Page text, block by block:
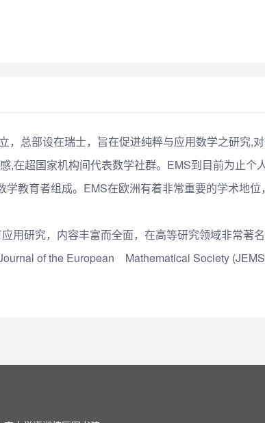
总部设在瑞士，旨在促进纯粹与应用数学之研究,
,在超国家机构间代表数学社群。EMS到目前为止个
教育者组成。EMS在欧洲有着非常重要的学术地
研究，内容丰富而全面，在高等研究领域非常著
of the European Mathematical Society